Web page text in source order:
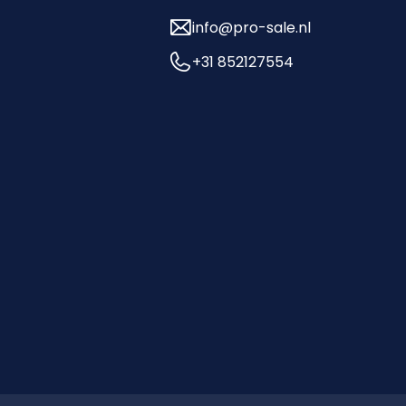
info@pro-sale.nl
+31 852127554